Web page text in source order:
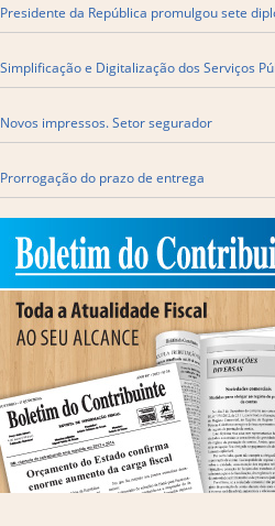
Presidente da República promulgou sete
Simplificação e Digitalização dos Serviços
Novos impressos. Setor segurador
Prorrogação do prazo de entrega